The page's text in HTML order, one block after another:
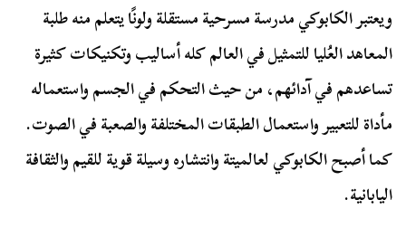
ويعتبر الكابوكي مدرسة مسرحية مستقلة ولونًا يتعلم منه طلبة
المعاهد العُليا للتمثيل في العالم كله أساليب وتكنيكات كثيرة
تساعدهم في آدائهم، من حيث التحكم في الجسم واستعماله
مأداة للتعبير واستعمال الطبقات المختلفة والصعبة في الصوت.
كما أصبح الكابوكي لعالميتة وانتشاره وسيلة قوية للقيم والثقافة
اليابانية.